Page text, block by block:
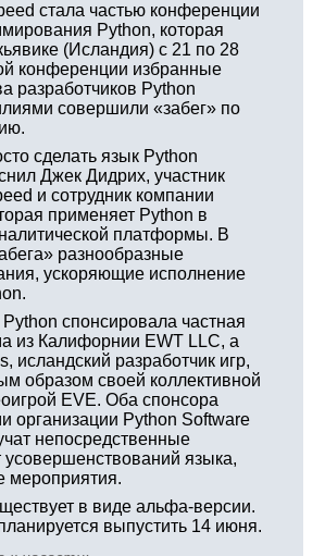
стала частью конференции
Python, которая
(Исландия) с 21 по 28
конференции избранные
разработчиков Python
совершили «забег» по
сделать язык Python
Джек Дидрих, участник
и сотрудник компании
применяет Python в
платформы. В
разнообразные
ускоряющие исполнение
спонсировала частная
из Калифорнии EWT LLC, а
исландский разработчик игр,
образом своей коллективной
EVE. Оба спонсора
организации Python Software
непосредственные
языка,
мероприятия.
в виде альфа-версии.
выпустить 14 июня.